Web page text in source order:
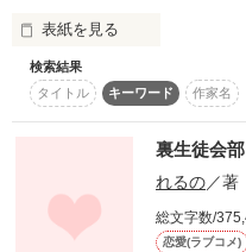
こーんなに楽しい今世は最高
※完結しました。
他サイトでも掲載予定です
作
双子の兄貴も、もちろん登場
相変わらず賑やかな久遠家
待っていて下さった読者の
「翔にぃなんて嫌いだ！」
兄弟喧嘩が勃発！？
え！？
その内容は…？
「あーっ！！もう！テスト
「テストってなに？何かの食
表紙を見る
誰かの、悪くなった理由に
自分がなるなんて思いもしな
検索結果
タイトル
キーワード 作家名
裏生徒会部
れるの／著
総文字数/
恋愛(ラブコメ)